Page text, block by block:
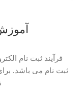
فرآیند ثبت نام
ثبت نام می باشد.